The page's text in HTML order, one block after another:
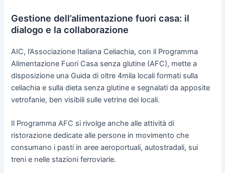
Gestione dell’alimentazione fuori casa: il
dialogo e la collaborazione
AIC, l’Associazione Italiana Celiachia, con il Programma
Alimentazione Fuori Casa senza glutine (AFC), mette a
disposizione una Guida di oltre 4mila locali formati sulla
celiachia e sulla dieta senza glutine e segnalati da apposite
vetrofanie, ben visibili sulle vetrine dei locali.
Il Programma AFC si rivolge anche alle attività di
ristorazione dedicate alle persone in movimento che
consumano i pasti in aree aeroportuali, autostradali, sui
treni e nelle stazioni ferroviarie.